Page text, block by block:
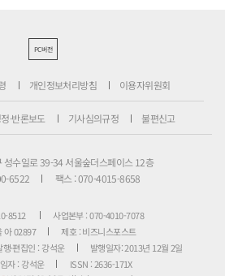
PC버전
개인정보처리방침 이용자위원회
·반론보도 기사심의규정 불편신고
성수일로 39-34 서울숲더스페이스 12층
6522
팩스 : 070-4015-8658
8512
사업본부 : 070-4010-7078
아 02897
제호 : 비즈니스포스트
행·편집인 : 강석운
발행일자: 2013년 12월 2일
자 : 강석운
ISSN : 2636-171X